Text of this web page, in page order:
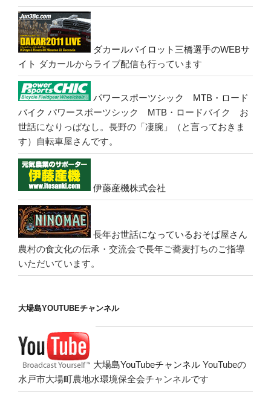
ダカールパイロット三橋選手のWEBサ
イト ダカールからライブ配信も行っています
パワースポーツシック MTB・ロード
バイク パワースポーツシック MTB・ロードバイク お
世話になりっぱなし。長野の「凄腕」（と言っておきま
す）自転車屋さんです。
伊藤産機株式会社
長年お世話になっているおそば屋さん
農村の食文化の伝承・交流会で長年ご蕎麦打ちのご指導
いただいています。
大場島YOUTUBEチャンネル
大場島YouTubeチャンネル YouTubeの
水戸市大場町農地水環境保全会チャンネルです